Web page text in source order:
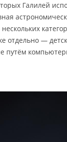
Галилей
отдельно —
путём